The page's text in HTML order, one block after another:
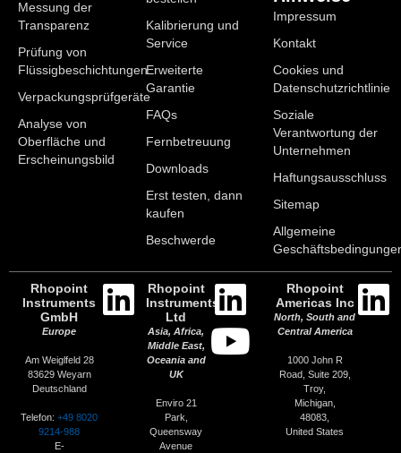
Messung der
Transparenz
Prüfung von
Flüssigbeschichtungen
Verpackungsprüfgeräte
Analyse von
Oberfläche und
Erscheinungsbild
Kalibrierung und
Service
Erweiterte
Garantie
FAQs
Fernbetreuung
Downloads
Erst testen, dann
kaufen
Beschwerde
Impressum
Kontakt
Cookies und
Datenschutzrichtlinie
Soziale
Verantwortung der
Unternehmen
Haftungsausschluss
Sitemap
Allgemeine
Rhopoint
Instruments
GmbH
Europe
Am Weiglfeld 28
83629 Weyarn
Deutschland
Telefon:+49 8020
9214-988
E-
Rhopoint
Instruments
Ltd
Asia, Africa,
Middle East,
Oceania and
UK
Enviro 21
Park,
Queensway
Avenue
Rhopoint
Americas Inc
North, South and
Central America
1000 John R
Road, Suite 209,
Troy,
Michigan,
48083,
United States